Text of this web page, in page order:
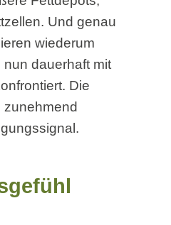
Und genau
wiederum
dauerhaft mit
Die
zunehmend